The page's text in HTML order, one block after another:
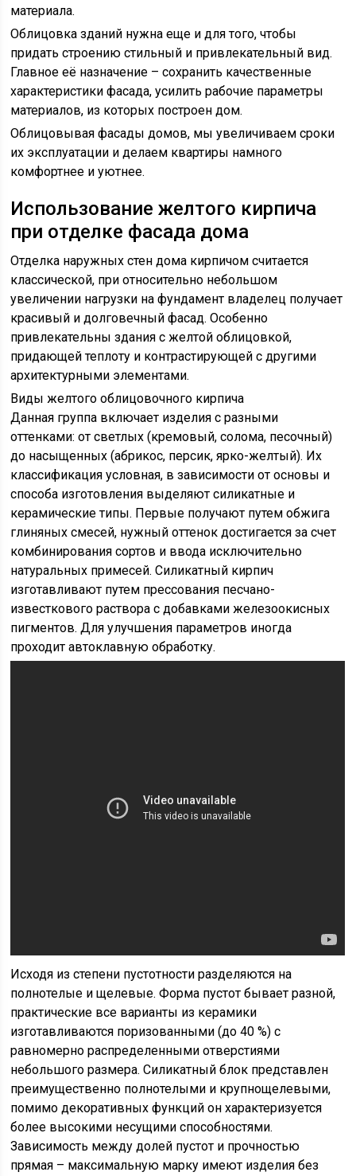
материала.
Облицовка зданий нужна еще и для того, чтобы
придать строению стильный и привлекательный вид.
Главное её назначение – сохранить качественные
характеристики фасада, усилить рабочие параметры
материалов, из которых построен дом.
Облицовывая фасады домов, мы увеличиваем сроки
их эксплуатации и делаем квартиры намного
комфортнее и уютнее.
Использование желтого кирпича
при отделке фасада дома
Отделка наружных стен дома кирпичом считается
классической, при относительно небольшом
увеличении нагрузки на фундамент владелец получает
красивый и долговечный фасад. Особенно
привлекательны здания с желтой облицовкой,
придающей теплоту и контрастирующей с другими
архитектурными элементами.
Виды желтого облицовочного кирпича
Данная группа включает изделия с разными
оттенками: от светлых (кремовый, солома, песочный)
до насыщенных (абрикос, персик, ярко-желтый). Их
классификация условная, в зависимости от основы и
способа изготовления выделяют силикатные и
керамические типы. Первые получают путем обжига
глиняных смесей, нужный оттенок достигается за счет
комбинирования сортов и ввода исключительно
натуральных примесей. Силикатный кирпич
изготавливают путем прессования песчано-
известкового раствора с добавками железоокисных
пигментов. Для улучшения параметров иногда
проходит автоклавную обработку.
Исходя из степени пустотности разделяются на
полнотелые и щелевые. Форма пустот бывает разной,
практические все варианты из керамики
изготавливаются поризованными (до 40 %) с
равномерно распределенными отверстиями
небольшого размера. Силикатный блок представлен
преимущественно полнотелыми и крупнощелевыми,
помимо декоративных функций он характеризуется
более высокими несущими способностями.
Зависимость между долей пустот и прочностью
прямая – максимальную марку имеют изделия без